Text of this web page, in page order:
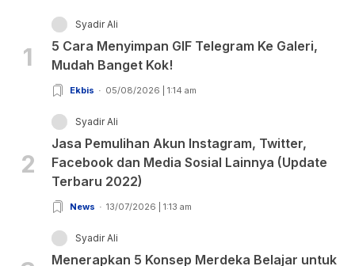
1
Syadir Ali
5 Cara Menyimpan GIF Telegram Ke Galeri,
Mudah Banget Kok!
Ekbis 05/08/2026 | 1:14 am
2
Syadir Ali
Jasa Pemulihan Akun Instagram, Twitter,
Facebook dan Media Sosial Lainnya (Update
Terbaru 2022)
News 13/07/2026 | 1:13 am
Syadir Ali
Menerapkan 5 Konsep Merdeka Belajar untuk